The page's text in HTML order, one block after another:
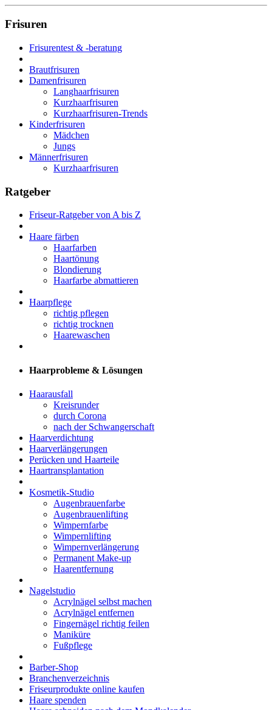
Frisuren
Frisurentest & -beratung
Brautfrisuren
Damenfrisuren
Langhaarfrisuren
Kurzhaarfrisuren
Kurzhaarfrisuren-Trends
Kinderfrisuren
Mädchen
Jungs
Männerfrisuren
Kurzhaarfrisuren
Ratgeber
Friseur-Ratgeber von A bis Z
Haare färben
Haarfarben
Haartönung
Blondierung
Haarfarbe abmattieren
Haarpflege
richtig pflegen
richtig trocknen
Haarewaschen
Haarprobleme & Lösungen
Haarausfall
Kreisrunder
durch Corona
nach der Schwangerschaft
Haarverdichtung
Haarverlängerungen
Perücken und Haarteile
Haartransplantation
Kosmetik-Studio
Augenbrauenfarbe
Augenbrauenlifting
Wimpernfarbe
Wimpernlifting
Wimpernverlängerung
Permanent Make-up
Haarentfernung
Nagelstudio
Acrylnägel selbst machen
Acrylnägel entfernen
Fingernägel richtig feilen
Maniküre
Fußpflege
Barber-Shop
Branchenverzeichnis
Friseurprodukte online kaufen
Haare spenden